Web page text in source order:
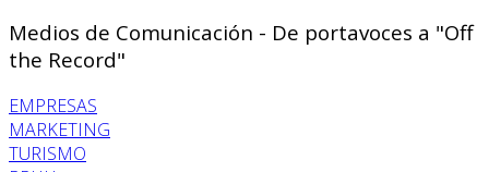
Medios de Comunicación - De portavoces a "Off
the Record"
EMPRESAS
MARKETING
TURISMO